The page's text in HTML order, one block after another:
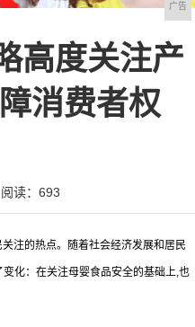
广告
高度关注产
消费者权
阅读：693
注的热点。随着社会经济发展和居民
化：在关注母婴食品安全的基础上,也